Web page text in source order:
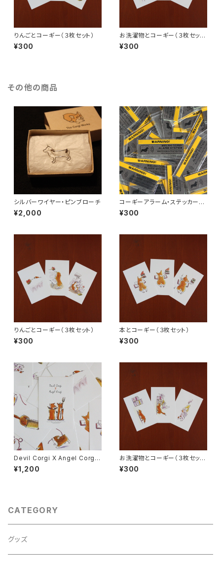
りんごとコーギー（３枚セット）
¥300
お洗濯物とコーギー（３枚セッ
ト）
¥300
その他の商品
シルバーワイヤー・ピンブローチ
¥2,000
コーギーアラーム・ステッカー（１
枚）
¥300
りんごとコーギー（３枚セット）
¥300
本とコーギー（３枚セット）
¥300
Devil Corgi X Angel Corgi
（１６枚セット）
¥1,200
お洗濯物とコーギー（３枚セッ
ト）
¥300
CATEGORY
グッズ